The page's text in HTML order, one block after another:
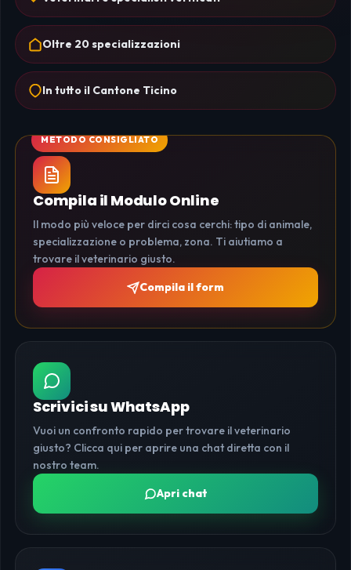
Oltre 20 specializzazioni
In tutto il Cantone Ticino
Compila il Modulo Online
Il modo più veloce per dirci cosa cerchi: tipo di animale,
specializzazione o problema, zona. Ti aiutiamo a
trovare il veterinario giusto.
Compila il form
Scrivici su WhatsApp
Vuoi un confronto rapido per trovare il veterinario
giusto? Clicca qui per aprire una chat diretta con il
nostro team.
Apri chat